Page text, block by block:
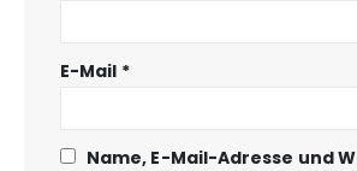
E-Mail *
Name, E-Mail-Adresse und